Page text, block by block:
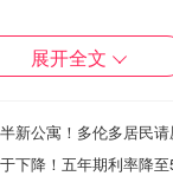
OOliviaZZ
花费12亿美元！TD
最大的庞氏骗局，诉
展开全文